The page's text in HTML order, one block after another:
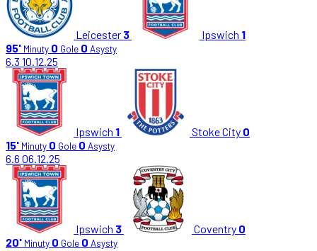
Leicester 3 Ipswich 1
95' Minuty 0 Gole 0 Asysty
6.3 10.12.25
Ipswich 1 Stoke City 0
15' Minuty 0 Gole 0 Asysty
6.6 06.12.25
Ipswich 3 Coventry 0
20' Minuty 0 Gole 0 Asysty